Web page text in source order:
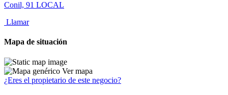
Conil, 91 LOCAL
Llamar
Mapa de situación
Ver mapa
¿Eres el propietario de este negocio?